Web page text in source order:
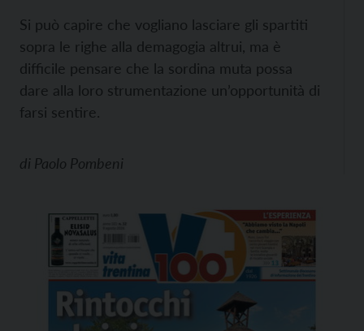
Si può capire che vogliano lasciare gli spartiti
sopra le righe alla demagogia altrui, ma è
difficile pensare che la sordina muta possa
dare alla loro strumentazione un’opportunità di
farsi sentire.
di Paolo Pombeni